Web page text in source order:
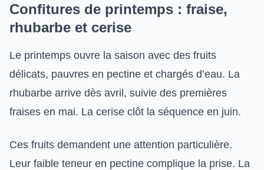
Confitures de printemps : fraise,
rhubarbe et cerise
Le printemps ouvre la saison avec des fruits
délicats, pauvres en pectine et chargés d’eau. La
rhubarbe arrive dès avril, suivie des premières
fraises en mai. La cerise clôt la séquence en juin.
Ces fruits demandent une attention particulière.
Leur faible teneur en pectine complique la prise. La